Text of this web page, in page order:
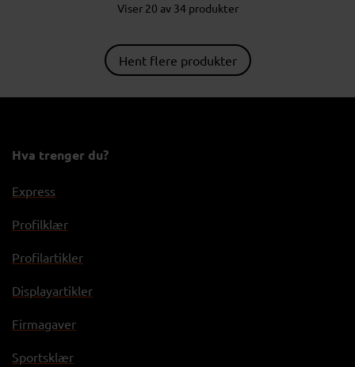
Viser 20 av 34 produkter
Hent flere produkter
Hva trenger du?
Express
Profilklær
Profilartikler
Displayartikler
Firmagaver
Sportsklær